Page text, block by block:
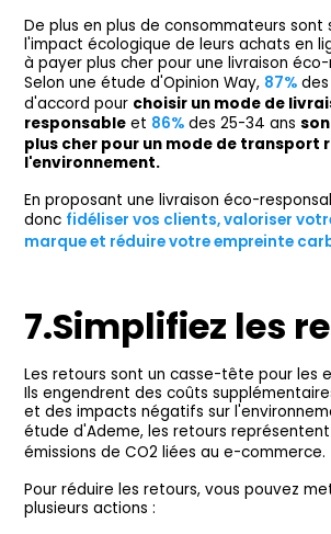
De plus en plus de consommateurs sont
l'impact écologique de leurs achats en
à payer plus cher pour une livraison
Selon une étude d'Opinion Way, 87%
d'accord pour choisir un mode de
responsable et 86% des 25-34 ans
plus cher pour un mode de transport
l'environnement.
En proposant une livraison éco-
donc fidéliser vos clients, valoriser
marque et réduire votre empreinte
7.Simplifiez les
Les retours sont un casse-tête pour les
Ils engendrent des coûts
et des impacts négatifs sur
étude d'Ademe, les retours représentent
émissions de CO2 liées au e-commerce.
Pour réduire les retours, vous pouvez
plusieurs actions :